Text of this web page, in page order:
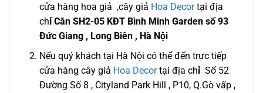
cửa hàng hoa giả ,cây giả Hoa Decortại địa
chỉ Căn SH2-05 KĐT Bình Minh Garden số 93
Đức Giang , Long Biên , Hà Nội
Nếu quý khách tại Hà Nội có thể đến trực tiếp
cửa hàng cây giả Hoa Decortại địa chỉ Số 52
Đường Số 8 , Cityland Park Hill , P10, Q.Gò vấp ,